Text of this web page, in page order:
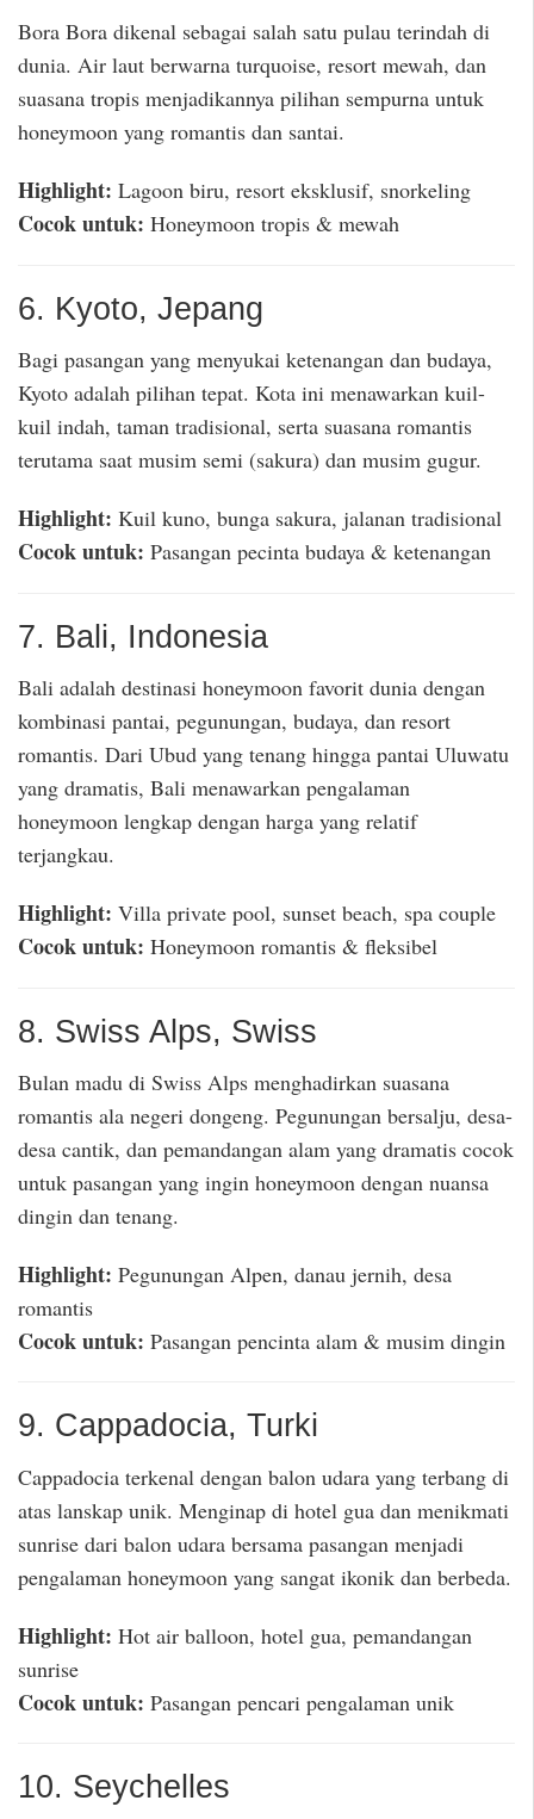
Bora Bora dikenal sebagai salah satu pulau terindah di
dunia. Air laut berwarna turquoise, resort mewah, dan
suasana tropis menjadikannya pilihan sempurna untuk
honeymoon yang romantis dan santai.
Highlight: Lagoon biru, resort eksklusif, snorkeling
Cocok untuk: Honeymoon tropis & mewah
6. Kyoto, Jepang
Bagi pasangan yang menyukai ketenangan dan budaya,
Kyoto adalah pilihan tepat. Kota ini menawarkan kuil-
kuil indah, taman tradisional, serta suasana romantis
terutama saat musim semi (sakura) dan musim gugur.
Highlight: Kuil kuno, bunga sakura, jalanan tradisional
Cocok untuk: Pasangan pecinta budaya & ketenangan
7. Bali, Indonesia
Bali adalah destinasi honeymoon favorit dunia dengan
kombinasi pantai, pegunungan, budaya, dan resort
romantis. Dari Ubud yang tenang hingga pantai Uluwatu
yang dramatis, Bali menawarkan pengalaman
honeymoon lengkap dengan harga yang relatif
terjangkau.
Highlight: Villa private pool, sunset beach, spa couple
Cocok untuk: Honeymoon romantis & fleksibel
8. Swiss Alps, Swiss
Bulan madu di Swiss Alps menghadirkan suasana
romantis ala negeri dongeng. Pegunungan bersalju, desa-
desa cantik, dan pemandangan alam yang dramatis cocok
untuk pasangan yang ingin honeymoon dengan nuansa
dingin dan tenang.
Highlight: Pegunungan Alpen, danau jernih, desa
romantis
Cocok untuk: Pasangan pencinta alam & musim dingin
9. Cappadocia, Turki
Cappadocia terkenal dengan balon udara yang terbang di
atas lanskap unik. Menginap di hotel gua dan menikmati
sunrise dari balon udara bersama pasangan menjadi
pengalaman honeymoon yang sangat ikonik dan berbeda.
Highlight: Hot air balloon, hotel gua, pemandangan
sunrise
Cocok untuk: Pasangan pencari pengalaman unik
10. Seychelles